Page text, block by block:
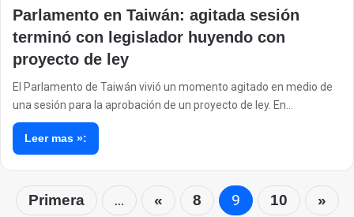
Parlamento en Taiwán: agitada sesión
terminó con legislador huyendo con
proyecto de ley
El Parlamento de Taiwán vivió un momento agitado en medio de
una sesión para la aprobación de un proyecto de ley. En…
Leer mas »:
Primera ... « 8 9 10 »